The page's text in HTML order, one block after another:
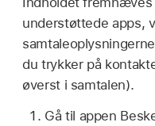
understøttede apps,
du trykker på
øverst i samtalen).
Gå til appen